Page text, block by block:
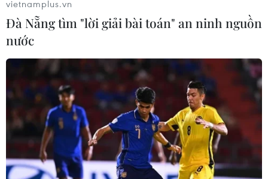
nghiệp sang 'kinh tế nông nghiệp'
15/03/2023 10:22
Thủ tướng chỉ đạo, Hải Dương chú trọng công tác bảo
vệ môi trường và cải tạo cảnh quan nông thôn, nhất là
quản lý rác thải, nước thải sinh hoạt, thuốc bảo vệ thực
vật, phân bón vô cơ...
vietnamplus.vn
Đà Nẵng tìm "lời giải bài toán" an ninh nguồn
nước